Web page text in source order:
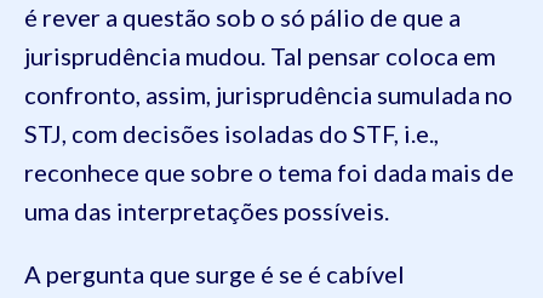
é rever a questão sob o só pálio de que a
jurisprudência mudou. Tal pensar coloca em
confronto, assim, jurisprudência sumulada no
STJ, com decisões isoladas do STF, i.e.,
reconhece que sobre o tema foi dada mais de
uma das interpretações possíveis.
A pergunta que surge é se é cabível